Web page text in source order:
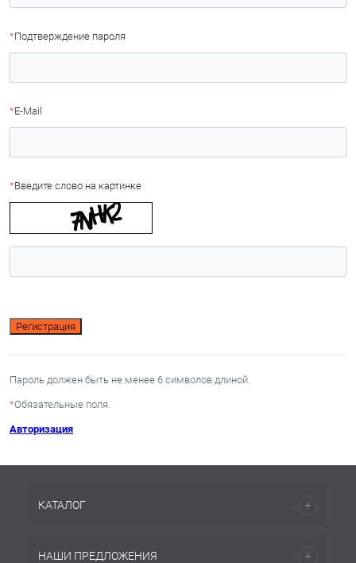
*Подтверждение пароля
*E-Mail
*Введите слово на картинке
Пароль должен быть не менее 6 символов длиной.
*Обязательные поля.
Авторизация
КАТАЛОГ
НАШИ ПРЕДЛОЖЕНИЯ